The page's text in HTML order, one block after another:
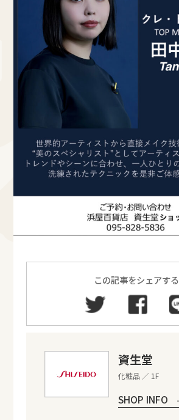
この記事をシェアする
資生堂
化粧品 ／ 1F
SHOP INFO